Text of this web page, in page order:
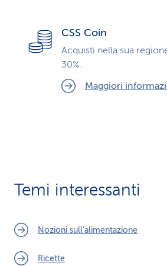
CSS Coin
Acquisti nella sua
30%.
Maggiori
Temi interessanti
Nozioni sull’alimentazione
Ricette